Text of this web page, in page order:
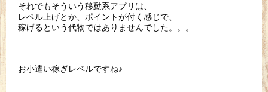
それでもそういう移動系アプリは、
レベル上げとか、ポイントが付く感じで、
稼げるという代物ではありませんでした。。。
お小遣い稼ぎレベルですね♪